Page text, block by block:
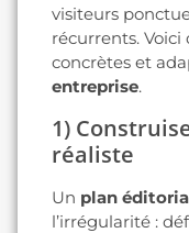
visiteurs
récurrents.
concrètes et
entreprise.
1)
réaliste
Un plan
l’irrégularité :